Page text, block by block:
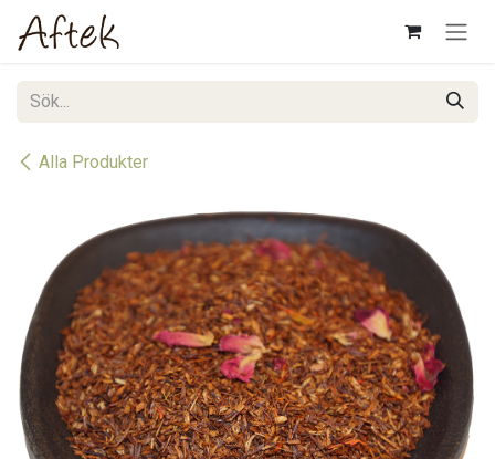
Hoppa till innehåll
Alla Produkter